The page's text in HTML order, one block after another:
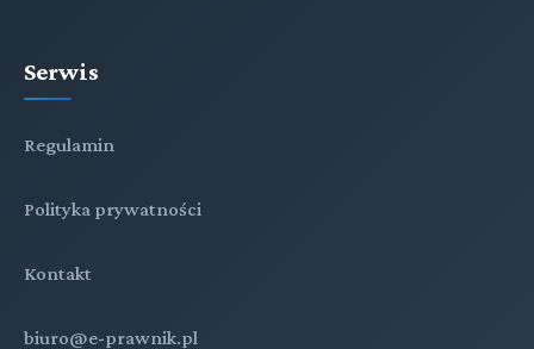
Serwis
Regulamin
Polityka prywatności
Kontakt
biuro@e-prawnik.pl